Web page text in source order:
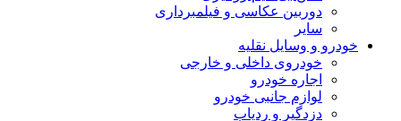
دوربین عکاسی و فیلمبرداری
سایر
خودرو و وسایل نقلیه
خودروی داخلی و خارجی
اجاره خودرو
لوازم جانبی خودرو
دزدگیر و ردیاب